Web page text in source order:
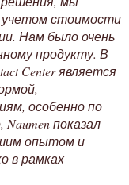
учетом стоимости
Нам было очень
продукту. В
Center является
особенно по
показал
опытом и
в рамках